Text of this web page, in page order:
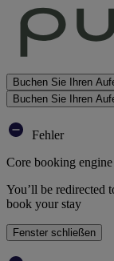
Buchen Sie Ihren
Buchen Sie Ihren
Fehler
Core booking engine
You’ll be redirected
book your stay
Fenster schließen